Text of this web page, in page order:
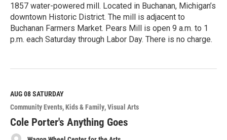
1857 water-powered mill. Located in Buchanan, Michigan’s
downtown Historic District. The mill is adjacent to
Buchanan Farmers Market. Pears Mill is open 9 a.m. to 1
p.m. each Saturday through Labor Day. There is no charge.
e
M
o
r
e
AUG 08SATURDAY
Community Events Kids & Family Visual Arts
Cole Porter's Anything Goes